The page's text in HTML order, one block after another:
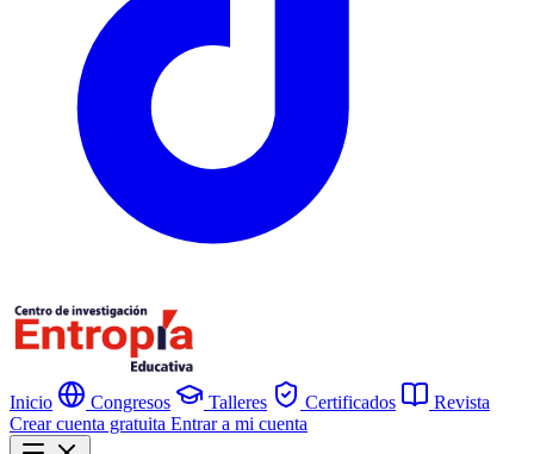
Inicio Congresos Talleres Certificados
Revista
Crear cuenta gratuita Entrar a mi cuenta